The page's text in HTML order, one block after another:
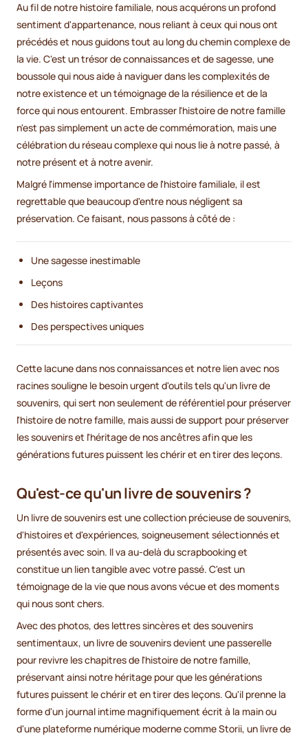
Au fil de notre histoire familiale, nous acquérons un profond
sentiment d'appartenance, nous reliant à ceux qui nous ont
précédés et nous guidons tout au long du chemin complexe de
la vie. C'est un trésor de connaissances et de sagesse, une
boussole qui nous aide à naviguer dans les complexités de
notre existence et un témoignage de la résilience et de la
force qui nous entourent. Embrasser l'histoire de notre famille
n'est pas simplement un acte de commémoration, mais une
célébration du réseau complexe qui nous lie à notre passé, à
notre présent et à notre avenir.
Malgré l'immense importance de l'histoire familiale, il est
regrettable que beaucoup d'entre nous négligent sa
préservation. Ce faisant, nous passons à côté de :
Une sagesse inestimable
Leçons
Des histoires captivantes
Des perspectives uniques
Cette lacune dans nos connaissances et notre lien avec nos
racines souligne le besoin urgent d'outils tels qu'un livre de
souvenirs, qui sert non seulement de référentiel pour préserver
l'histoire de notre famille, mais aussi de support pour préserver
les souvenirs et l'héritage de nos ancêtres afin que les
générations futures puissent les chérir et en tirer des leçons.
Qu'est-ce qu'un livre de souvenirs ?
Un livre de souvenirs est une collection précieuse de souvenirs,
d'histoires et d'expériences, soigneusement sélectionnés et
présentés avec soin. Il va au-delà du scrapbooking et
constitue un lien tangible avec votre passé. C'est un
témoignage de la vie que nous avons vécue et des moments
qui nous sont chers.
Avec des photos, des lettres sincères et des souvenirs
sentimentaux, un livre de souvenirs devient une passerelle
pour revivre les chapitres de l'histoire de notre famille,
préservant ainsi notre héritage pour que les générations
futures puissent le chérir et en tirer des leçons. Qu'il prenne la
forme d'un journal intime magnifiquement écrit à la main ou
d'une plateforme numérique moderne comme Storii, un livre de